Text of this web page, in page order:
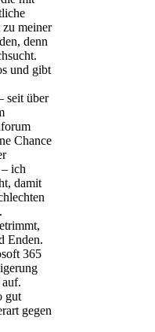
meiner
denn
und gibt
seit über
Chance
ich
damit
Enden.
365
gut
gegen